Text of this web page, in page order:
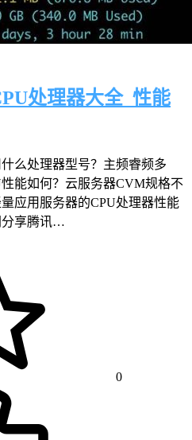
处理器大全_性能
么处理器型号？主频睿频多
能如何？云服务器CVM规格不
应用服务器的CPU处理器性能
分享腾讯…
0